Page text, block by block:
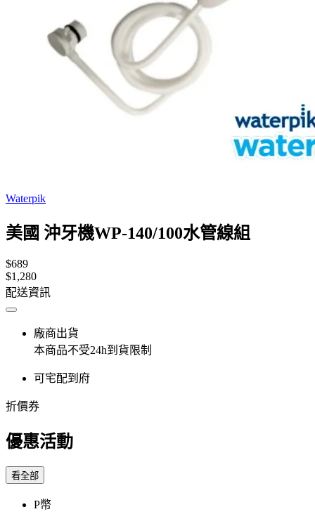
Waterpik
美國 沖牙機WP-140/100水管線組
$689
$1,280
配送資訊
廠商出貨
本商品不受24h到貨限制
可宅配到府
折價券
優惠活動
看全部
P幣